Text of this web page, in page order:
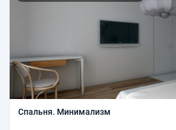
Спальня. Минимализм